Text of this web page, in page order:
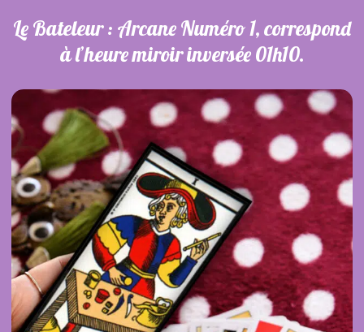
Le Bateleur : Arcane Numéro 1, correspond
à l’heure miroir inversée 01h10.